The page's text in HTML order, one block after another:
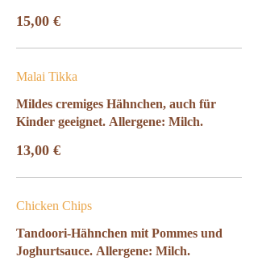
15,00 €
Malai Tikka
Mildes cremiges Hähnchen, auch für
Kinder geeignet. Allergene: Milch.
13,00 €
Chicken Chips
Tandoori-Hähnchen mit Pommes und
Joghurtsauce. Allergene: Milch.